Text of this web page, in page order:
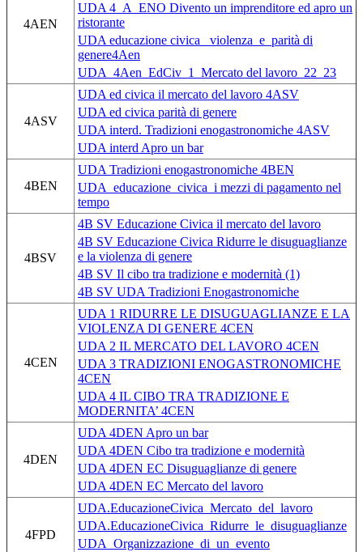
4AEN
UDA 4_A_ENO Divento un imprenditore ed apro un
ristorante
UDA educazione civica _violenza_e_parità di
genere4Aen
UDA_4Aen_EdCiv_1_Mercato del lavoro_22_23
4ASV
UDA ed civica il mercato del lavoro 4ASV
UDA ed civica parità di genere
UDA interd. Tradizioni enogastronomiche 4ASV
UDA interd Apro un bar
4BEN
UDA Tradizioni enogastronomiche 4BEN
UDA_educazione_civica_i mezzi di pagamento nel
tempo
4BSV
4B SV Educazione Civica il mercato del lavoro
4B SV Educazione Civica Ridurre le disuguaglianze
e la violenza di genere
4B SV Il cibo tra tradizione e modernità (1)
4B SV UDA Tradizioni Enogastronomiche
4CEN
UDA 1 RIDURRE LE DISUGUAGLIANZE E LA
VIOLENZA DI GENERE 4CEN
UDA 2 IL MERCATO DEL LAVORO 4CEN
UDA 3 TRADIZIONI ENOGASTRONOMICHE
4CEN
UDA 4 IL CIBO TRA TRADIZIONE E
MODERNITA’ 4CEN
4DEN
UDA 4DEN Apro un bar
UDA 4DEN Cibo tra tradizione e modernità
UDA 4DEN EC Disuguaglianze di genere
UDA 4DEN EC Mercato del lavoro
4FPD
UDA.EducazioneCivica_Mercato_del_lavoro
UDA.EducazioneCivica_Ridurre_le_disuguaglianze
UDA_Organizzazione_di_un_evento